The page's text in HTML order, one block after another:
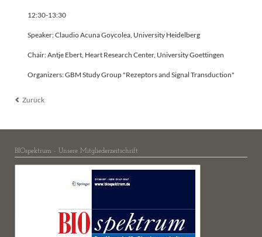
12:30-13:30
Speaker: Claudio Acuna Goycolea, University Heidelberg
Chair: Antje Ebert, Heart Research Center, University Goettingen
Organizers: GBM Study Group "Rezeptors and Signal Transduction"
Zurück
BIOspektrum - Unsere Mitgliederzeitschrift